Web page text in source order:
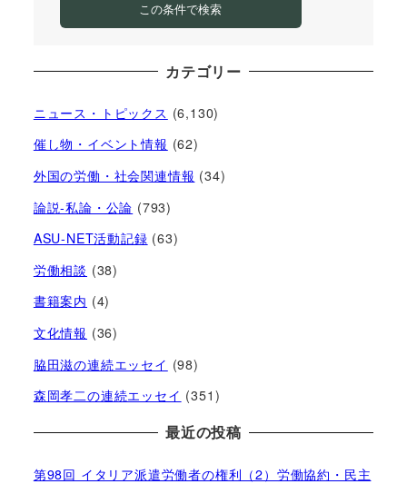
この条件で検索
カテゴリー
ニュース・トピックス (6,130)
催し物・イベント情報 (62)
外国の労働・社会関連情報 (34)
論説-私論・公論 (793)
ASU-NET活動記録 (63)
労働相談 (38)
書籍案内 (4)
文化情報 (36)
脇田滋の連続エッセイ (98)
森岡孝二の連続エッセイ (351)
最近の投稿
第98回 イタリア派遣労働者の権利（2）労働協約・民主